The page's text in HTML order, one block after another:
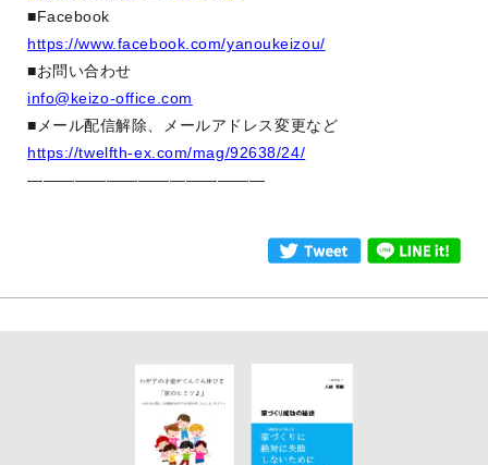
■Facebook
https://www.facebook.com/yanoukeizou/
■お問い合わせ
info@keizo-office.com
■メール配信解除、メールアドレス変更など
https://twelfth-ex.com/mag/92638/24/
———————————————